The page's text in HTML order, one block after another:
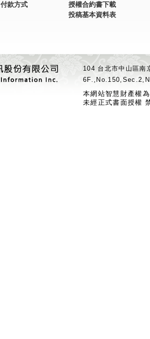
付款方式
授權合約書下載
投稿基本資料表
104 台北市中山區
本網站智慧財產權
未經正式書面授權